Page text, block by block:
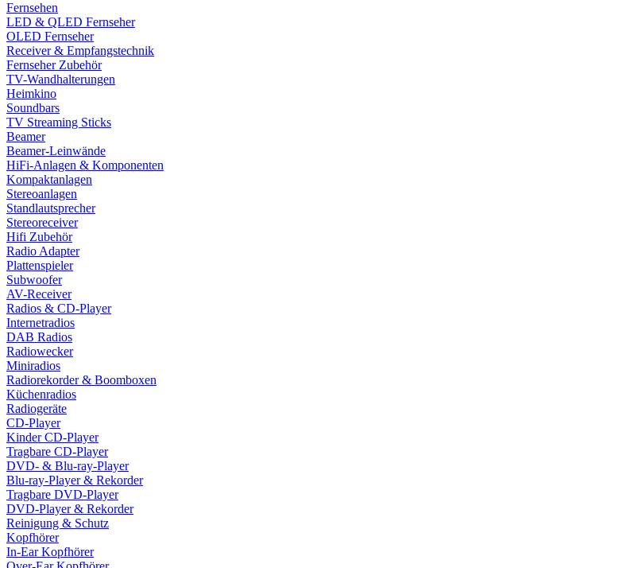
Fernsehen
LED & QLED Fernseher
OLED Fernseher
Receiver & Empfangstechnik
Fernseher Zubehör
TV-Wandhalterungen
Heimkino
Soundbars
TV Streaming Sticks
Beamer
Beamer-Leinwände
HiFi-Anlagen & Komponenten
Kompaktanlagen
Stereoanlagen
Standlautsprecher
Stereoreceiver
Hifi Zubehör
Radio Adapter
Plattenspieler
Subwoofer
AV-Receiver
Radios & CD-Player
Internetradios
DAB Radios
Radiowecker
Miniradios
Radiorekorder & Boomboxen
Küchenradios
Radiogeräte
CD-Player
Kinder CD-Player
Tragbare CD-Player
DVD- & Blu-ray-Player
Blu-ray-Player & Rekorder
Tragbare DVD-Player
DVD-Player & Rekorder
Reinigung & Schutz
Kopfhörer
In-Ear Kopfhörer